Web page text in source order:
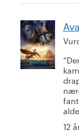
12